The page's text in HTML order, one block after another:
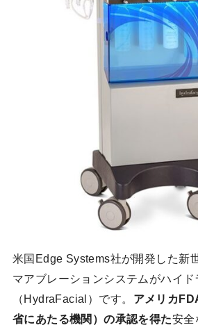
米国Edge Systems社が開発した新
マアブレーションシステムがハイ
（HydraFacial）です。 アメリカ
省にあたる機関）の承認を得た安全